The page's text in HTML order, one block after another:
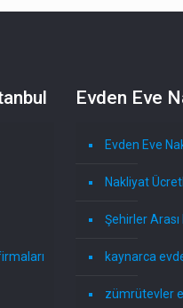
Evden Eve
Evden Eve
Nakliyat
Şehirler
kaynarca
zümrütevler